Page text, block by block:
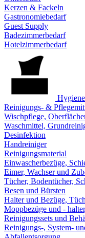
Kerzen & Fackeln
Gastronomiebedarf
Guest Supply
Badezimmerbedarf
Hotelzimmerbedarf
Reinigungs- &
Wischpflege,
Waschmittel,
Desinfektion
Handreiniger
Reinigungsmaterial
Einwascherbezüge,
Eimer, Wachser und
Tücher, Bodentücher,
Besen und Bürsten
Halter und Bezüge,
Moppbezüge und -
Reinigungssets und
Reinigungs-, System-